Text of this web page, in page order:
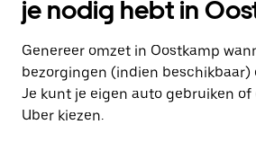
je nodig hebt in
Genereer omzet in Oostkamp
bezorgingen (indien beschikbaar)
Je kunt je eigen auto gebruiken
Uber kiezen.